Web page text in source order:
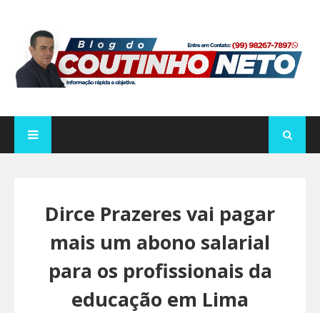
Dirce Prazeres vai pagar
mais um abono salarial
para os profissionais da
educação em Lima